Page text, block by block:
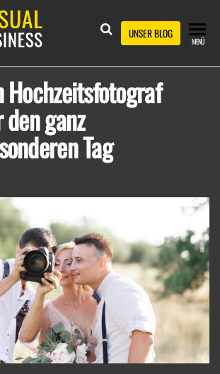
CASUAL
BUSINESS
UNSER BLOG
MENÜ
Hochzeitsfotograf
ganz
Tag